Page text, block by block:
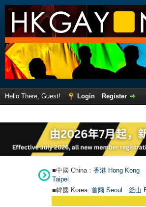
Hello There, Guest! Login
Register
■中國 China： 香港 Hong Kong
Taipei
■韓國 Korea: 首爾 Seoul 釜山